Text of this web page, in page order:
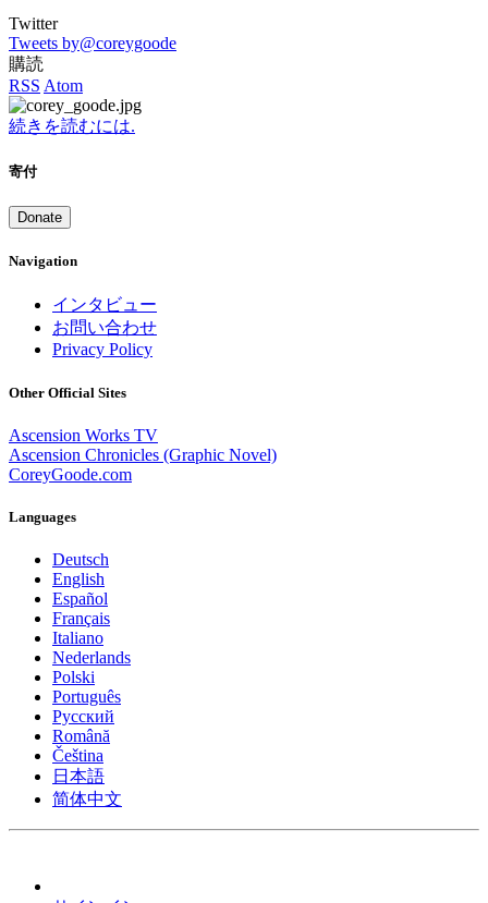
Twitter
Tweets by@coreygoode
購読
RSS Atom
続きを読むには.
寄付
Donate
Navigation
インタビュー
お問い合わせ
Privacy Policy
Other Official Sites
Ascension Works TV
Ascension Chronicles (Graphic Novel)
CoreyGoode.com
Languages
Deutsch
English
Español
Français
Italiano
Nederlands
Polski
Português
Pусский
Română
Čeština
日本語
简体中文